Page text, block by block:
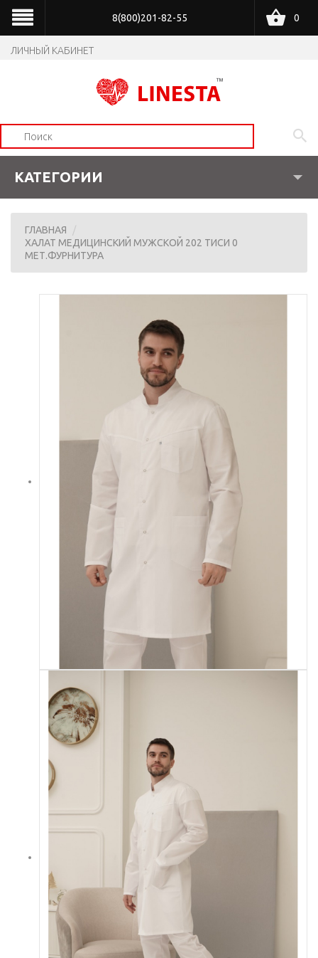
8(800)201-82-55
ЛИЧНЫЙ КАБИНЕТ
0
КАТЕГОРИИ
ГЛАВНАЯ
ХАЛАТ МЕДИЦИНСКИЙ МУЖСКОЙ 202 ТИСИ 0
МЕТ.ФУРНИТУРА